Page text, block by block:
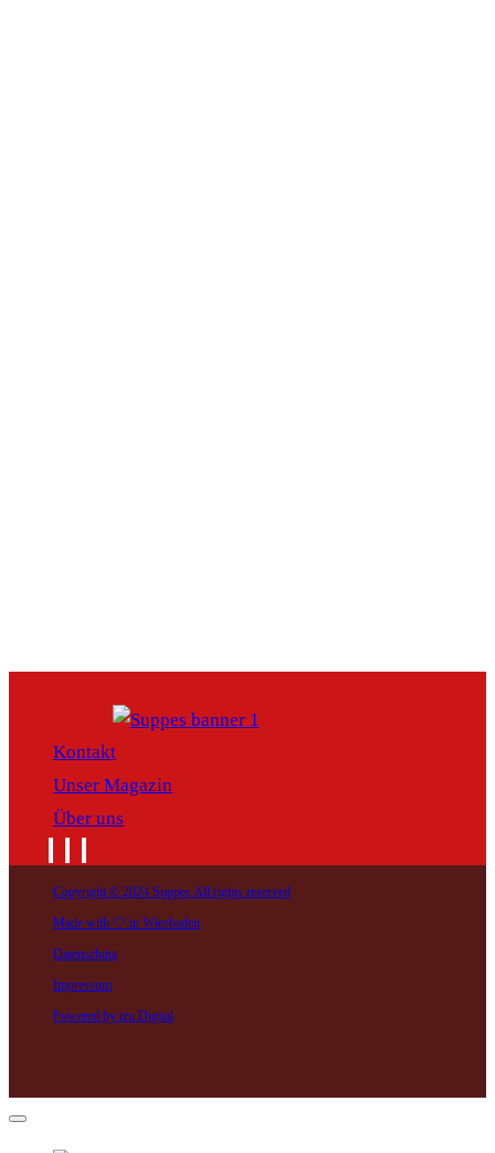
Kontakt
Unser Magazin
Über uns
Copyright © 2024 Suppes All rights reserved
Made with 🤍 in Wiesbaden
Datenschutz
Impressum
Powered by tzn Digital